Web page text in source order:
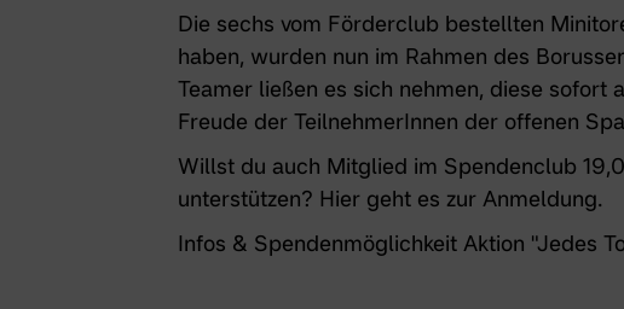
Die sechs vom Förderclub bestellten
haben, wurden nun im Rahmen des
Teamer ließen es sich nehmen, diese sofort
Freude der TeilnehmerInnen der offenen
Willst du auch Mitglied im Spendenclub
unterstützen? Hier geht es zur Anmeldung.
Infos & Spendenmöglichkeit Aktion "Jedes